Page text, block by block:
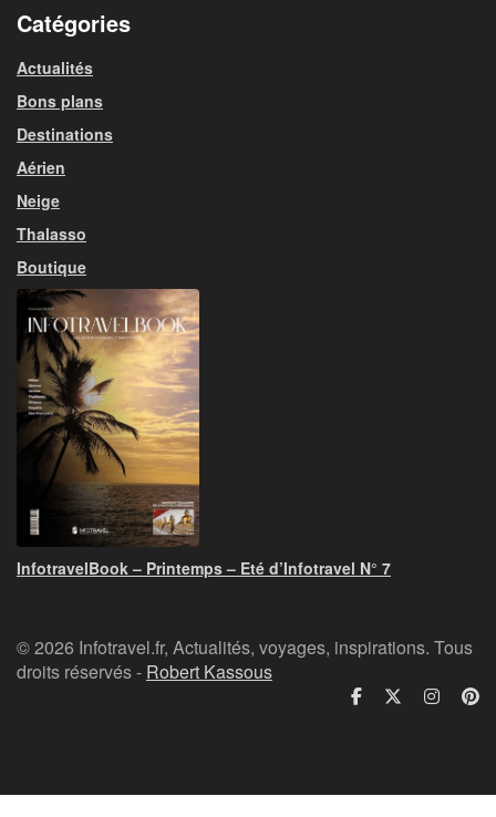
Catégories
Actualités
Bons plans
Destinations
Aérien
Neige
Thalasso
Boutique
InfotravelBook – Printemps – Eté d’Infotravel N° 7
© 2026 Infotravel.fr, Actualités, voyages, inspirations. Tous
droits réservés - Robert Kassous